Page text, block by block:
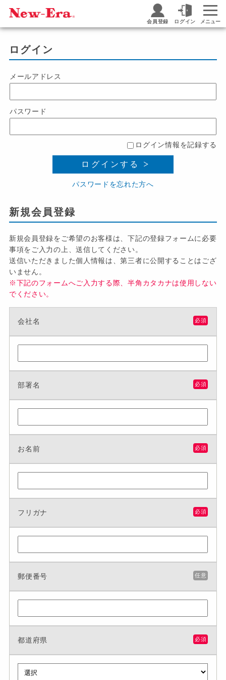
会員登録 ログイン メニュー
ログイン
メールアドレス
パスワード
ログイン情報を記録する
ログインする
パスワードを忘れた方へ
新規会員登録
新規会員登録をご希望のお客様は、下記の登録フォームに必要
事項をご入力の上、送信してください。
送信いただきました個人情報は、第三者に公開することはござ
いません。
※下記のフォームへご入力する際、半角カタカナは使用しない
でください。
会社名 必須
部署名 必須
お名前 必須
フリガナ 必須
郵便番号 任意
都道府県 必須